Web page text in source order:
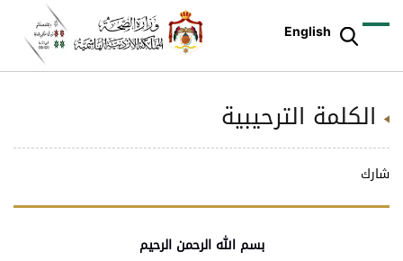
English
الكلمة الترحيبية
شارك
بسم الله الرحمن الرحيم